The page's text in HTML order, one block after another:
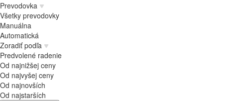
Prevodovka
Všetky prevodovky
Manuálna
Automatická
Zoradiť podľa
Predvolené radenie
Od najnižšej ceny
Od najvyšej ceny
Od najnovších
Od najstarších